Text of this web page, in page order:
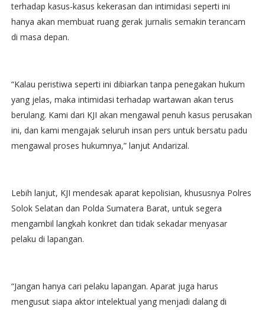
terhadap kasus-kasus kekerasan dan intimidasi seperti ini
hanya akan membuat ruang gerak jurnalis semakin terancam
di masa depan.
“Kalau peristiwa seperti ini dibiarkan tanpa penegakan hukum
yang jelas, maka intimidasi terhadap wartawan akan terus
berulang. Kami dari KJI akan mengawal penuh kasus perusakan
ini, dan kami mengajak seluruh insan pers untuk bersatu padu
mengawal proses hukumnya,” lanjut Andarizal.
Lebih lanjut, KJI mendesak aparat kepolisian, khususnya Polres
Solok Selatan dan Polda Sumatera Barat, untuk segera
mengambil langkah konkret dan tidak sekadar menyasar
pelaku di lapangan.
“Jangan hanya cari pelaku lapangan. Aparat juga harus
mengusut siapa aktor intelektual yang menjadi dalang di